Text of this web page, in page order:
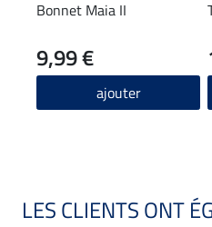
Bonnet Maia II
9,99 €
ajouter
LES CLIENTS ONT